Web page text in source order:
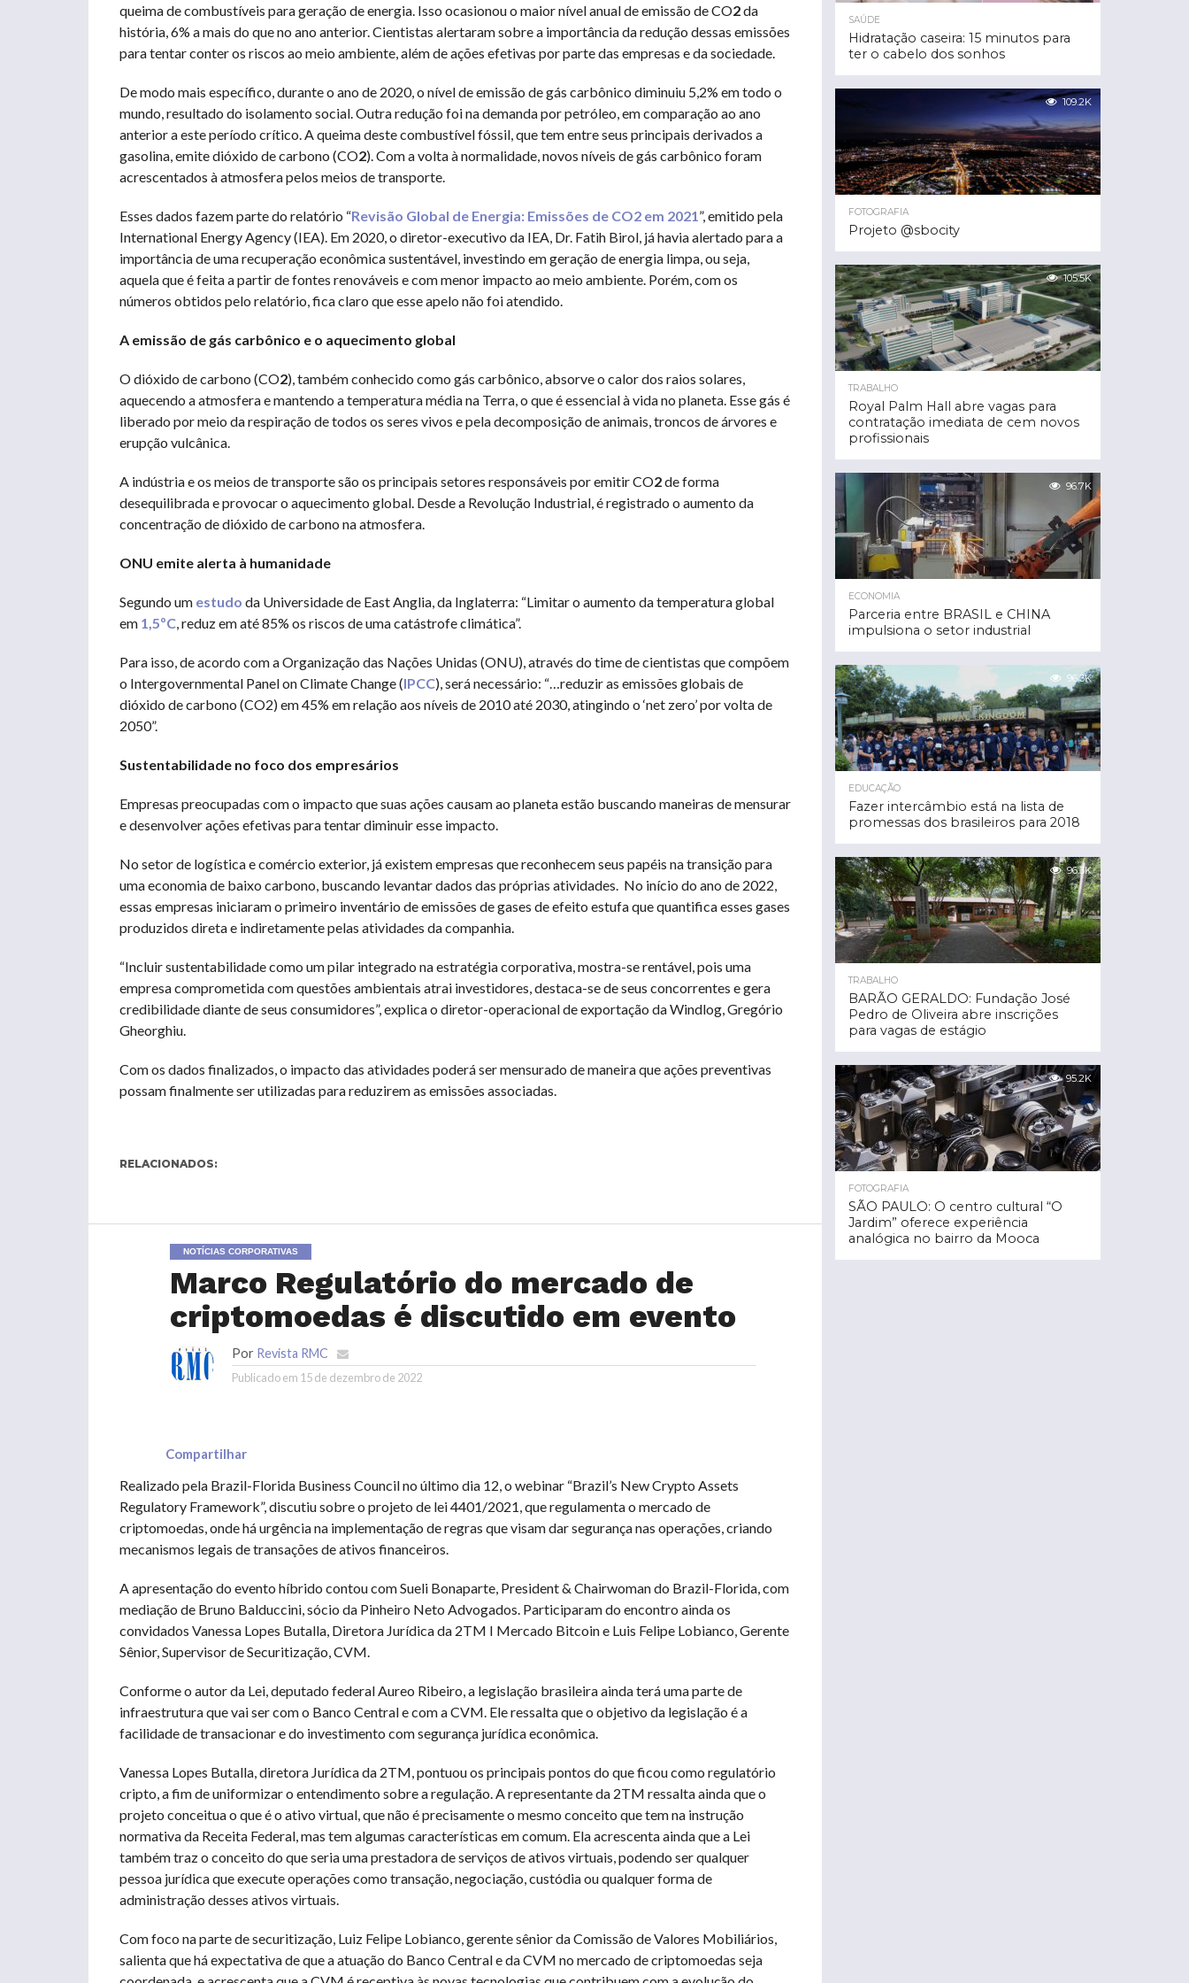
queima de combustíveis para geração de energia. Isso ocasionou o maior nível anual de emissão de CO2da
história, 6% a mais do que no ano anterior. Cientistas alertaram sobre a importância da redução dessas emissões
para tentar conter os riscos ao meio ambiente, além de ações efetivas por parte das empresas e da sociedade.
De modo mais específico, durante o ano de 2020, o nível de emissão de gás carbônico diminuiu 5,2% em todo o
mundo, resultado do isolamento social. Outra redução foi na demanda por petróleo, em comparação ao ano
anterior a este período crítico. A queima deste combustível fóssil, que tem entre seus principais derivados a
gasolina, emite dióxido de carbono (CO2). Com a volta à normalidade, novos níveis de gás carbônico foram
acrescentados à atmosfera pelos meios de transporte.
Esses dados fazem parte do relatório “Revisão Global de Energia: Emissões de CO2 em 2021”, emitido pela
International Energy Agency (IEA). Em 2020, o diretor-executivo da IEA, Dr. Fatih Birol, já havia alertado para a
importância de uma recuperação econômica sustentável, investindo em geração de energia limpa, ou seja,
aquela que é feita a partir de fontes renováveis e com menor impacto ao meio ambiente. Porém, com os
números obtidos pelo relatório, fica claro que esse apelo não foi atendido.
A emissão de gás carbônico e o aquecimento global
O dióxido de carbono (CO2), também conhecido como gás carbônico, absorve o calor dos raios solares,
aquecendo a atmosfera e mantendo a temperatura média na Terra, o que é essencial à vida no planeta. Esse gás é
liberado por meio da respiração de todos os seres vivos e pela decomposição de animais, troncos de árvores e
erupção vulcânica.
A indústria e os meios de transporte são os principais setores responsáveis por emitir CO2de forma
desequilibrada e provocar o aquecimento global. Desde a Revolução Industrial, é registrado o aumento da
concentração de dióxido de carbono na atmosfera.
ONU emite alerta à humanidade
Segundo um estudo da Universidade de East Anglia, da Inglaterra: “Limitar o aumento da temperatura global
em 1,5ºC, reduz em até 85% os riscos de uma catástrofe climática”.
Para isso, de acordo com a Organização das Nações Unidas (ONU), através do time de cientistas que compõem
o Intergovernmental Panel on Climate Change (IPCC), será necessário: “…reduzir as emissões globais de
dióxido de carbono (CO2) em 45% em relação aos níveis de 2010 até 2030, atingindo o ‘net zero’ por volta de
2050”.
Sustentabilidade no foco dos empresários
Empresas preocupadas com o impacto que suas ações causam ao planeta estão buscando maneiras de mensurar
e desenvolver ações efetivas para tentar diminuir esse impacto.
No setor de logística e comércio exterior, já existem empresas que reconhecem seus papéis na transição para
uma economia de baixo carbono, buscando levantar dados das próprias atividades. No início do ano de 2022,
essas empresas iniciaram o primeiro inventário de emissões de gases de efeito estufa que quantifica esses gases
produzidos direta e indiretamente pelas atividades da companhia.
“Incluir sustentabilidade como um pilar integrado na estratégia corporativa, mostra-se rentável, pois uma
empresa comprometida com questões ambientais atrai investidores, destaca-se de seus concorrentes e gera
credibilidade diante de seus consumidores”, explica o diretor-operacional de exportação da Windlog, Gregório
Gheorghiu.
Com os dados finalizados, o impacto das atividades poderá ser mensurado de maneira que ações preventivas
possam finalmente ser utilizadas para reduzirem as emissões associadas.
RELACIONADOS:
NOTÍCIAS CORPORATIVAS
Marco Regulatório do mercado de
criptomoedas é discutido em evento
Por Revista RMC
Publicado em 15 de dezembro de 2022
Compartilhar
Realizado pela Brazil-Florida Business Council no último dia 12, o webinar “Brazil’s New Crypto Assets
Regulatory Framework”, discutiu sobre o projeto de lei 4401/2021, que regulamenta o mercado de
criptomoedas, onde há urgência na implementação de regras que visam dar segurança nas operações, criando
mecanismos legais de transações de ativos financeiros.
A apresentação do evento híbrido contou com Sueli Bonaparte, President & Chairwoman do Brazil-Florida, com
mediação de Bruno Balduccini, sócio da Pinheiro Neto Advogados. Participaram do encontro ainda os
convidados Vanessa Lopes Butalla, Diretora Jurídica da 2TM I Mercado Bitcoin e Luis Felipe Lobianco, Gerente
Sênior, Supervisor de Securitização, CVM.
Conforme o autor da Lei, deputado federal Aureo Ribeiro, a legislação brasileira ainda terá uma parte de
infraestrutura que vai ser com o Banco Central e com a CVM. Ele ressalta que o objetivo da legislação é a
facilidade de transacionar e do investimento com segurança jurídica econômica.
Vanessa Lopes Butalla, diretora Jurídica da 2TM, pontuou os principais pontos do que ficou como regulatório
cripto, a fim de uniformizar o entendimento sobre a regulação. A representante da 2TM ressalta ainda que o
projeto conceitua o que é o ativo virtual, que não é precisamente o mesmo conceito que tem na instrução
normativa da Receita Federal, mas tem algumas características em comum. Ela acrescenta ainda que a Lei
também traz o conceito do que seria uma prestadora de serviços de ativos virtuais, podendo ser qualquer
pessoa jurídica que execute operações como transação, negociação, custódia ou qualquer forma de
administração desses ativos virtuais.
Com foco na parte de securitização, Luiz Felipe Lobianco, gerente sênior da Comissão de Valores Mobiliários,
salienta que há expectativa de que a atuação do Banco Central e da CVM no mercado de criptomoedas seja
SAÚDE
Hidratação caseira: 15 minutos para
ter o cabelo dos sonhos
109.2K
FOTOGRAFIA
Projeto @sbocity
105.5K
TRABALHO
Royal Palm Hall abre vagas para
contratação imediata de cem novos
profissionais
96.7K
ECONOMIA
Parceria entre BRASIL e CHINA
impulsiona o setor industrial
96.3K
EDUCAÇÃO
Fazer intercâmbio está na lista de
promessas dos brasileiros para 2018
96.3K
TRABALHO
BARÃO GERALDO: Fundação José
Pedro de Oliveira abre inscrições
para vagas de estágio
95.2K
FOTOGRAFIA
SÃO PAULO: O centro cultural “O
Jardim” oferece experiência
analógica no bairro da Mooca